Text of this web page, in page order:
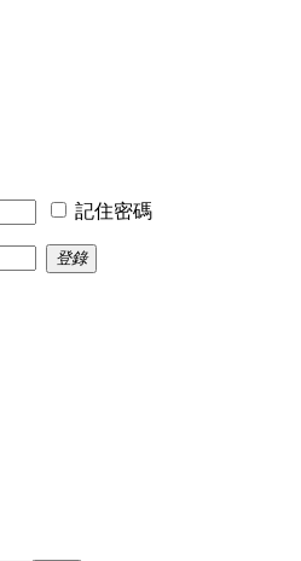
記住密碼
登錄